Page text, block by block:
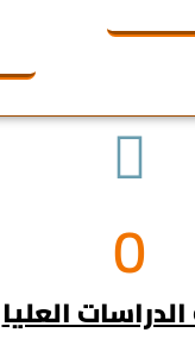
العليا
0